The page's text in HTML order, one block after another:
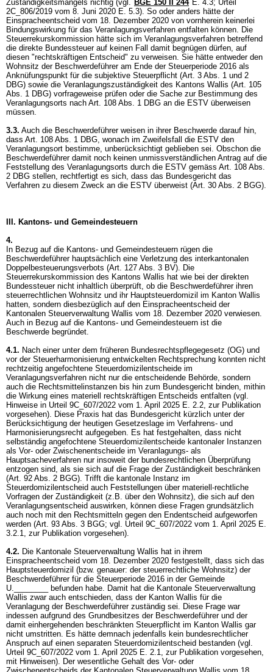
Zuständigkeitsmangels nichtig (vgl. BGE 150 II 244 E. 4.3; Urteil
2C_806/2019 vom 8. Juni 2020 E. 5.3). So oder anders hätte der
Einspracheentscheid vom 18. Dezember 2020 von vornherein keinerlei
Bindungswirkung für das Veranlagungsverfahren entfalten können. Die
Steuerrekurskommission hätte sich im Veranlagungsverfahren betreffend
die direkte Bundessteuer auf keinen Fall damit begnügen dürfen, auf
diesen "rechtskräftigen Entscheid" zu verweisen. Sie hätte entweder den
Wohnsitz der Beschwerdeführer am Ende der Steuerperiode 2016 als
Anknüfungspunkt für die subjektive Steuerpflicht (Art. 3 Abs. 1 und 2
DBG) sowie die Veranlagungszuständigkeit des Kantons Wallis (Art. 105
Abs. 1 DBG) vorfrageweise prüfen oder die Sache zur Bestimmung des
Veranlagungsorts nach Art. 108 Abs. 1 DBG an die ESTV überweisen
müssen.
3.3. Auch die Beschwerdeführer weisen in ihrer Beschwerde darauf hin,
dass Art. 108 Abs. 1 DBG, wonach im Zweifelsfall die ESTV den
Veranlagungsort bestimme, unberücksichtigt geblieben sei. Obschon die
Beschwerdeführer damit noch keinen unmissverständlichen Antrag auf die
Feststellung des Veranlagungsorts durch die ESTV gemäss Art. 108 Abs.
2 DBG stellen, rechtfertigt es sich, dass das Bundesgericht das
Verfahren zu diesem Zweck an die ESTV überweist (Art. 30 Abs. 2 BGG).
III. Kantons- und Gemeindesteuern
4.
In Bezug auf die Kantons- und Gemeindesteuern rügen die
Beschwerdeführer hauptsächlich eine Verletzung des interkantonalen
Doppelbesteuerungsverbots (Art. 127 Abs. 3 BV). Die
Steuerrekurskommission des Kantons Wallis hat wie bei der direkten
Bundessteuer nicht inhaltlich überprüft, ob die Beschwerdeführer ihren
steuerrechtlichen Wohnsitz und ihr Hauptsteuerdomizil im Kanton Wallis
hatten, sondern diesbezüglich auf den Einspracheentscheid der
Kantonalen Steuerverwaltung Wallis vom 18. Dezember 2020 verwiesen.
Auch in Bezug auf die Kantons- und Gemeindesteuern ist die
Beschwerde begründet.
4.1. Nach einer unter dem früheren Bundesrechtspflegegesetz (OG) und
vor der Steuerharmonisierung entwickelten Rechtsprechung konnten nicht
rechtzeitig angefochtene Steuerdomizilentscheide im
Veranlagungsverfahren nicht nur die entscheidende Behörde, sondern
auch die Rechtsmittelinstanzen bis hin zum Bundesgericht binden, mithin
die Wirkung eines materiell rechtskräftigen Entscheids entfalten (vgl.
Hinweise in Urteil 9C_607/2022 vom 1. April 2025 E. 2.2, zur Publikation
vorgesehen). Diese Praxis hat das Bundesgericht kürzlich unter der
Berücksichtigung der heutigen Gesetzeslage im Verfahrens- und
Harmonisierungsrecht aufgegeben. Es hat festgehalten, dass nicht
selbständig angefochtene Steuerdomizilentscheide kantonaler Instanzen
als Vor- oder Zwischenentscheide im Veranlagungs- als
Hauptsacheverfahren nur insoweit der bundesrechtlichen Überprüfung
entzogen sind, als sie sich auf die Frage der Zuständigkeit beschränken
(Art. 92 Abs. 2 BGG). Trifft die kantonale Instanz im
Steuerdomizilentscheid auch Feststellungen über materiell-rechtliche
Vorfragen der Zuständigkeit (z.B. über den Wohnsitz), die sich auf den
Veranlagungsentscheid auswirken, können diese Fragen grundsätzlich
auch noch mit den Rechtsmitteln gegen den Endentscheid aufgeworfen
werden (Art. 93 Abs. 3 BGG; vgl. Urteil 9C_607/2022 vom 1. April 2025 E.
3.2.1, zur Publikation vorgesehen).
4.2. Die Kantonale Steuerverwaltung Wallis hat in ihrem
Einspracheentscheid vom 18. Dezember 2020 festgestellt, dass sich das
Hauptsteuerdomizil (bzw. genauer: der steuerrechtliche Wohnsitz) der
Beschwerdeführer für die Steuerperiode 2016 in der Gemeinde
U.________ befunden habe. Damit hat die Kantonale Steuerverwaltung
Wallis zwar auch entschieden, dass der Kanton Wallis für die
Veranlagung der Beschwerdeführer zuständig sei. Diese Frage war
indessen aufgrund des Grundbesitzes der Beschwerdeführer und der
damit einhergehenden beschränkten Steuerpflicht im Kanton Wallis gar
nicht umstritten. Es hätte demnach jedenfalls kein bundesrechtlicher
Anspruch auf einen separaten Steuerdomizilentscheid bestanden (vgl.
Urteil 9C_607/2022 vom 1. April 2025 E. 2.1, zur Publikation vorgesehen,
mit Hinweisen). Der wesentliche Gehalt des Vor- oder